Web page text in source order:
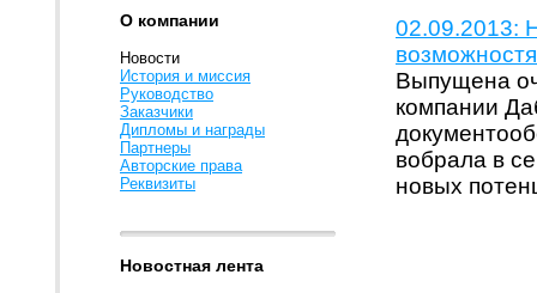
О компании
Новости
История и миссия
Руководство
Заказчики
Дипломы и награды
Партнеры
Авторские права
Реквизиты
Новостная лента
02.09.2013:
Выпущена
компании
вобрала в
новых